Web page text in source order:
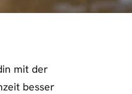
mit der
besser